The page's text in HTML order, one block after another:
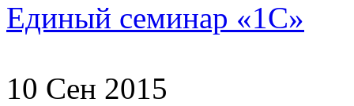
Единый семинар «1С»
10 Сен 2015